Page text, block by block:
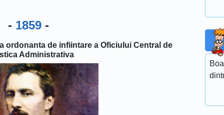
- 1859-
ordonanta de infiintare a Oficiului Central de
Administrativa